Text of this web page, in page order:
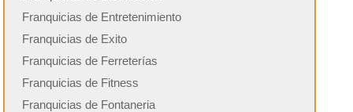
Franquicias de Entretenimiento
Franquicias de Exito
Franquicias de Ferreterías
Franquicias de Fitness
Franquicias de Fontaneria